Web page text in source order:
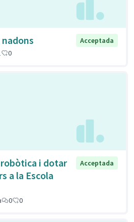
Acceptada
0
robòtica i dotar
a la Escola
Acceptada
0 0